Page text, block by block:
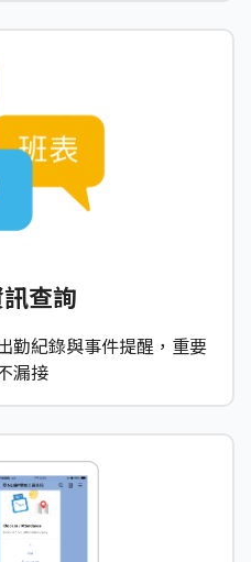
查詢
勤紀錄與事件提醒，重要
漏接